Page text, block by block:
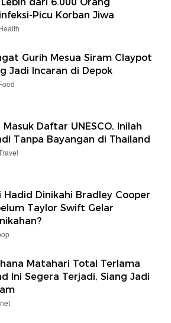
Lebih dari 6.000 Orang
Picu Korban Jiwa
Gurih Mesua Siram Claypot
Jadi Incaran di Depok
Masuk Daftar UNESCO, Inilah
Tanpa Bayangan di Thailand
Hadid Dinikahi Bradley Cooper
Taylor Swift Gelar
Matahari Total Terlama
Ini Segera Terjadi, Siang Jadi